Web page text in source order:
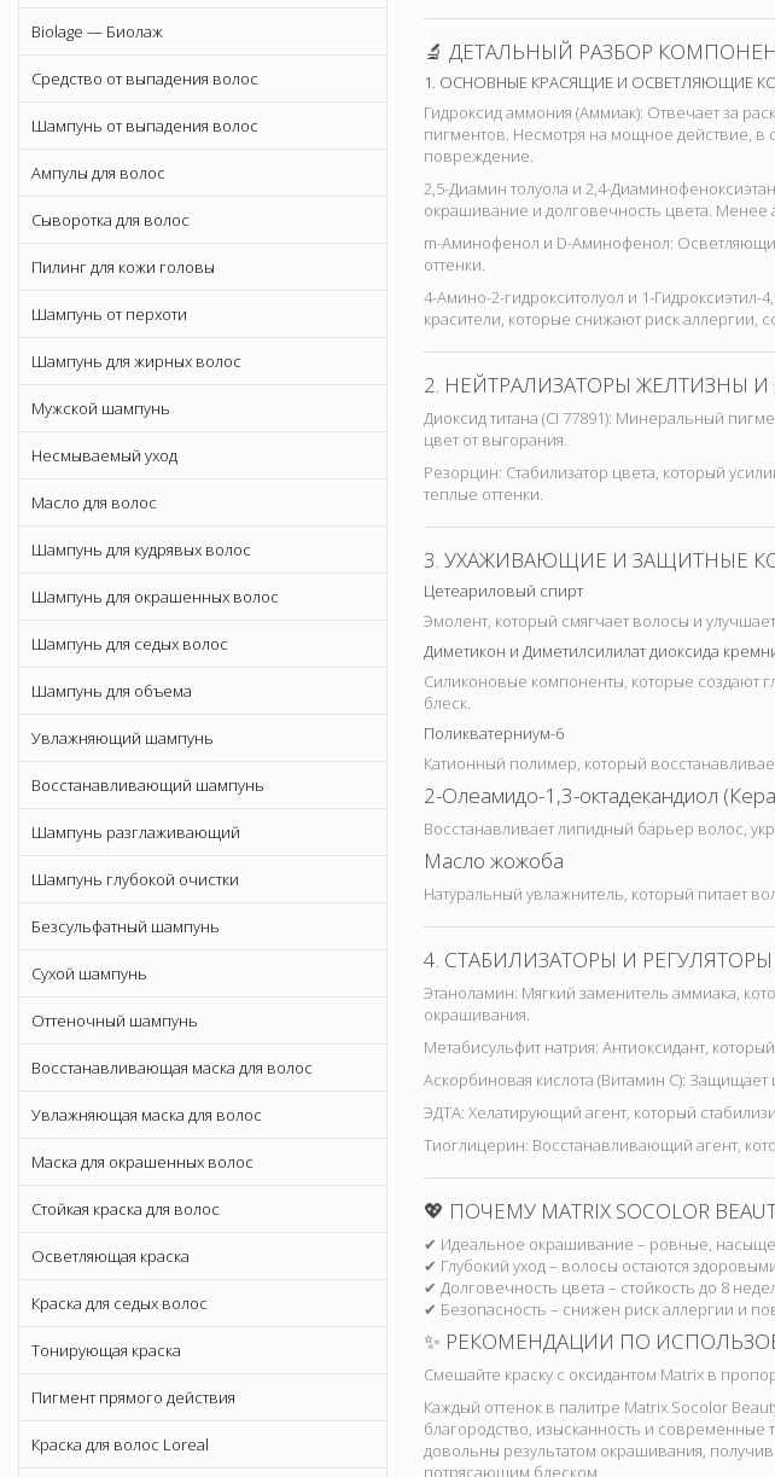
Biolage — Биолаж
Средство от выпадения волос
Шампунь от выпадения волос
Ампулы для волос
Сыворотка для волос
Пилинг для кожи головы
Шампунь от перхоти
Шампунь для жирных волос
Мужской шампунь
Несмываемый уход
Масло для волос
Шампунь для кудрявых волос
Шампунь для окрашенных волос
Шампунь для седых волос
Шампунь для объема
Увлажняющий шампунь
Восстанавливающий шампунь
Шампунь разглаживающий
Шампунь глубокой очистки
Безсульфатный шампунь
Сухой шампунь
Оттеночный шампунь
Восстанавливающая маска для волос
Увлажняющая маска для волос
Маска для окрашенных волос
Стойкая краска для волос
Осветляющая краска
Краска для седых волос
Тонирующая краска
Пигмент прямого действия
Краска для волос Loreal
🔬 ДЕТАЛЬНЫЙ РАЗБОР
1. ОСНОВНЫЕ КРАСЯЩИЕ И ОСВЕТЛЯЮЩИЕ
Гидроксид аммония (Аммиак): Отвечает за
пигментов. Несмотря на мощное действие,
повреждение.
2,5-Диамин толуола и 2,4-
окрашивание и долговечность цвета. Менее
m-Аминофенол и D-Аминофенол:
оттенки.
4-Амино-2-гидрокситолуол и 1-
красители, которые снижают риск аллергии,
2. НЕЙТРАЛИЗАТОРЫ ЖЕЛТИЗНЫ И
Диоксид титана (CI 77891): Минеральный
цвет от выгорания.
Резорцин: Стабилизатор цвета, который
теплые оттенки.
3. УХАЖИВАЮЩИЕ И ЗАЩИТНЫЕ
Цетеариловый спирт
Эмолент, который смягчает волосы и
Диметикон и Диметилсилилат диоксида
Силиконовые компоненты, которые создают
блеск.
Поликватерниум-6
Катионный полимер, который
2-Олеамидо-1,3-октадекандиол
Восстанавливает липидный барьер волос,
Масло жожоба
Натуральный увлажнитель, который питает
4. СТАБИЛИЗАТОРЫ И
Этаноламин: Мягкий заменитель аммиака,
окрашивания.
Метабисульфит натрия: Антиоксидант,
Аскорбиновая кислота (Витамин С): Защищает
ЭДТА: Хелатирующий агент, который
Тиоглицерин: Восстанавливающий агент,
💖 ПОЧЕМУ MATRIX SOCOLOR
✔ Идеальное окрашивание – ровные,
✔ Глубокий уход – волосы остаются
✔ Долговечность цвета – стойкость до 8
✔ Безопасность – снижен риск аллергии и
✨ РЕКОМЕНДАЦИИ ПО
Смешайте краску с оксидантом Matrix в
Каждый оттенок в палитре Matrix Socolor
благородство, изысканность и современные
довольны результатом окрашивания,
потрясающим блеском.